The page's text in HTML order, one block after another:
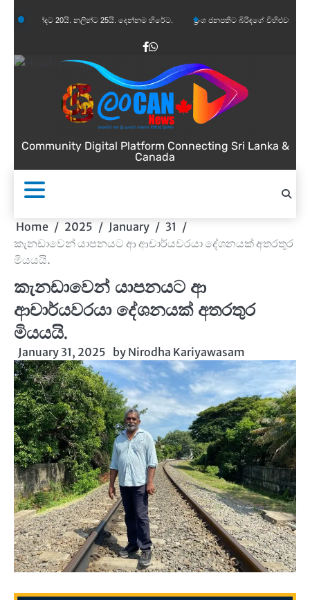
to
20යි. නලින්ට 25යි. දෙන්නම හිරේට. ප්‍රංශ ජනපතිට බිරිඳගේ විහිළුවක්. විහිළුවදුරදිග
Facebook
WhatsApp
Community Digital Platform Connecting Sri Lanka &
Canada
Home 2025 January
31
කැනඩාවෙන් යාපනයට ආ ආචාර්යවරයා දේශනයක් අතරතුර
මියයයි.
කැනඩාවෙන් යාපනයට ආ
ආචාර්යවරයා දේශනයක් අතරතුර
මියයයි.
January 31, 2025 by Nirodha Kariyawasam